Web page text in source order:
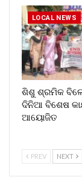
LOCAL NEWS
ଶିଶୁ ଶ୍ରମିକ
ଦିନିଆ ବିଶେଷ
ଆୟୋଜିତ
PREV NEXT